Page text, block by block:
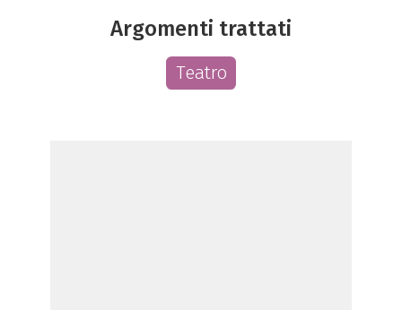
Argomenti trattati
Teatro